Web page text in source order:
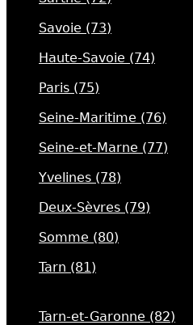
Savoie (73)
Haute-Savoie (74)
Paris (75)
Seine-Maritime (76)
Seine-et-Marne (77)
Yvelines (78)
Deux-Sèvres (79)
Somme (80)
Tarn (81)
Tarn-et-Garonne (82)